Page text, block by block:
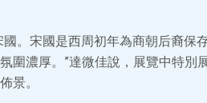
。宋國是西周初年為商朝后裔保
圍濃厚。”達微佳說，展覽中特別
景。